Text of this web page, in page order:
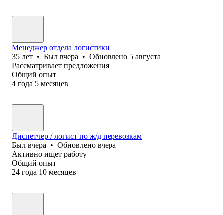
Менеджер отдела логистики
35 лет • Был вчера • Обновлено 5 августа
Рассматривает предложения
Общий опыт
4 года 5 месяцев
Диспетчер / логист по ж/д перевозкам
Был вчера • Обновлено вчера
Активно ищет работу
Общий опыт
24 года 10 месяцев